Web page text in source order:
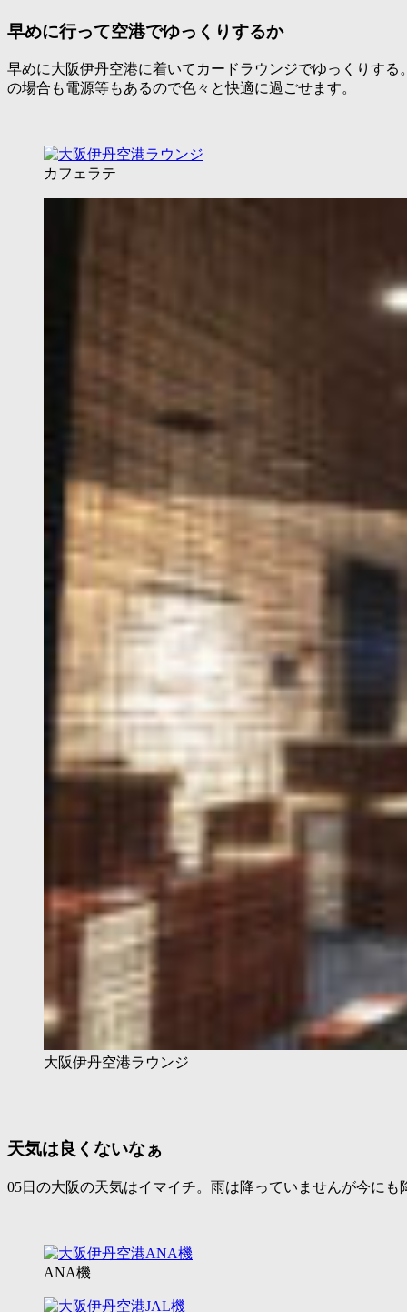
早めに行って空港でゆっくりするか
早めに大阪伊丹空港に着いてカードラウンジでゆっくりす
の場合も電源等もあるので色々と快適に過ごせます。
カフェラテ
大阪伊丹空港ラウンジ
天気は良くないなぁ
05日の大阪の天気はイマイチ。雨は降っていませんが今にも
ANA機